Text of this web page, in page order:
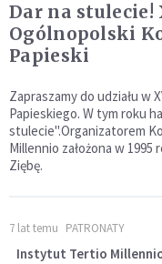
Dar na stulecie!
Ogólnopolski
Papieski
Zapraszamy do udziału w
Papieskiego. W tym roku
stulecie".Organizatorem
Millennio założona w 1995
Ziębę.
7 lat temu PATRONATY
Instytut Tertio